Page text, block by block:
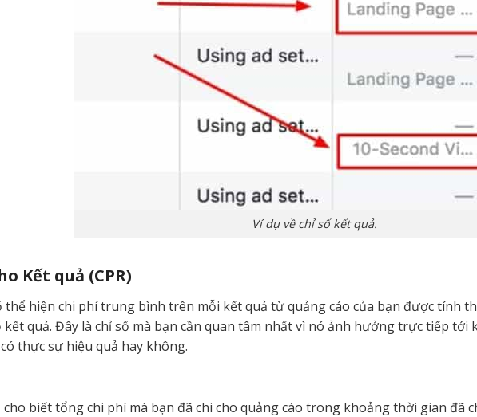
Ví dụ về chỉ số kết quả.
Kết quả (CPR)
thể hiện chi phí trung bình trên mỗi kết quả từ quảng cáo của bạn được tính
quả. Đây là chỉ số mà bạn cần quan tâm nhất vì nó ảnh hưởng trực tiếp tới
thực sự hiệu quả hay không.
cho biết tổng chi phí mà bạn đã chi cho quảng cáo trong khoảng thời gian đã